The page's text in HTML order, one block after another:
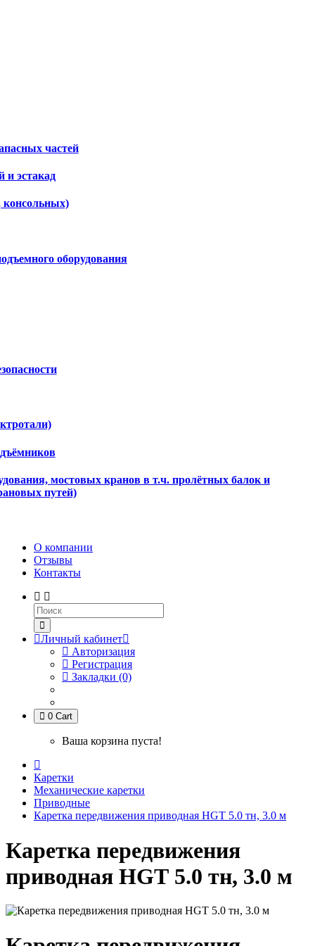
частей
и эстакад
консольных)
оборудования
мостовых кранов в т.ч. пролётных балок и
путей)
О компании
Отзывы
Контакты
Личный кабинет
Авторизация
Регистрация
Закладки (0)
0 Cart
Ваша корзина пуста!
Каретки
Механические каретки
Приводные
Каретка передвижения приводная HGТ 5.0 тн, 3.0 м
Каретка передвижения
приводная HGТ 5.0 тн, 3.0 м